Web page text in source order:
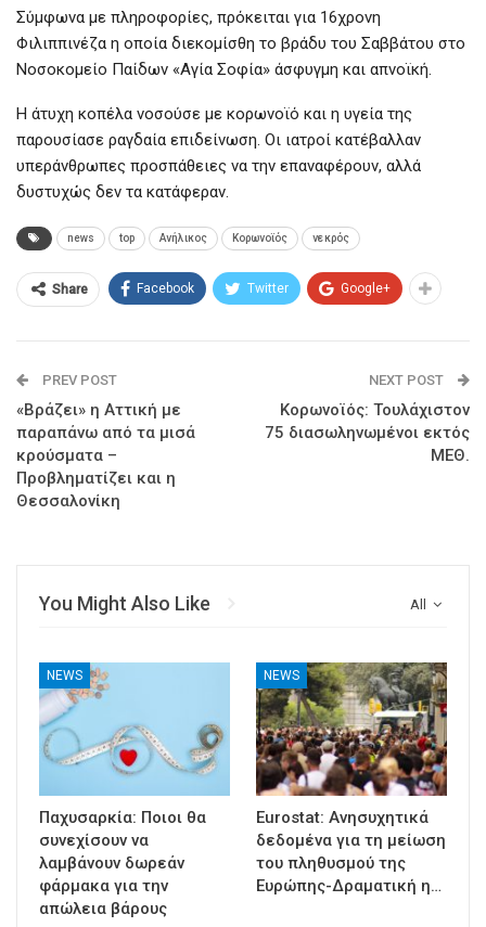
Σύμφωνα με πληροφορίες, πρόκειται για 16χρονη
Φιλιππινέζα η οποία διεκομίσθη το βράδυ του Σαββάτου στο
Νοσοκομείο Παίδων «Αγία Σοφία» άσφυγμη και απνοϊκή.
Η άτυχη κοπέλα νοσούσε με κορωνοϊό και η υγεία της
παρουσίασε ραγδαία επιδείνωση. Οι ιατροί κατέβαλλαν
υπεράνθρωπες προσπάθειες να την επαναφέρουν, αλλά
δυστυχώς δεν τα κατάφεραν.
news top Ανήλικος Κορωνοϊός νεκρός
Share Facebook Twitter Google+
PREV POST
«Βράζει» η Αττική με
παραπάνω από τα μισά
κρούσματα –
Προβληματίζει και η
Θεσσαλονίκη
NEXT POST
Κορωνοϊός: Τουλάχιστον
75 διασωληνωμένοι εκτός
ΜΕΘ.
All
You Might Also Like
NEWS
Παχυσαρκία: Ποιοι θα
συνεχίσουν να
λαμβάνουν δωρεάν
φάρμακα για την
απώλεια βάρους
NEWS
Eurostat: Ανησυχητικά
δεδομένα για τη μείωση
του πληθυσμού της
Ευρώπης-Δραματική η…